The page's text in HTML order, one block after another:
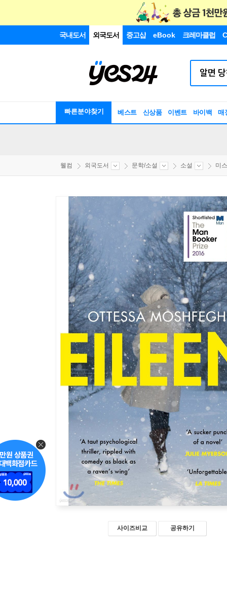
국내도서 외국도서 중고샵 eBook 크레마클럽
빠른분야찾기 베스트 신상품 이벤트 바이백 매
웰컴 외국도서 문학/소설 소설 미
사이즈비교 공유하기